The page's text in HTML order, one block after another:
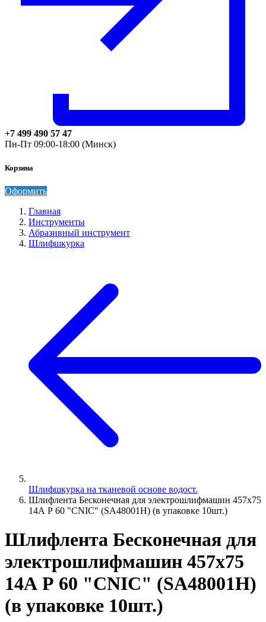
+7 499 490 57 47
Пн-Пт 09:00-18:00 (Минск)
Корзина
Оформить
Главная
Инструменты
Абразивный инструмент
Шлифшкурка
Шлифшкурка на тканевой основе водост.
Шлифлента Бесконечная для электрошлифмашин 457х75
14А Р 60 "CNIC" (SA48001H) (в упаковке 10шт.)
Шлифлента Бесконечная для
электрошлифмашин 457х75
14А Р 60 "CNIC" (SA48001H)
(в упаковке 10шт.)